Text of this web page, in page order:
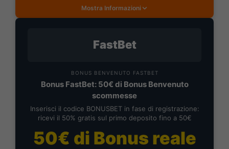
Mostra Informazioni
FastBet
BONUS BENVENUTO FASTBET
Bonus FastBet: 50€ di Bonus Benvenuto
scommesse
Inserisci il codice BONUSBET in fase di registrazione:
ricevi il 50% gratis sul primo deposito fino a 50€
50€ di Bonus reale